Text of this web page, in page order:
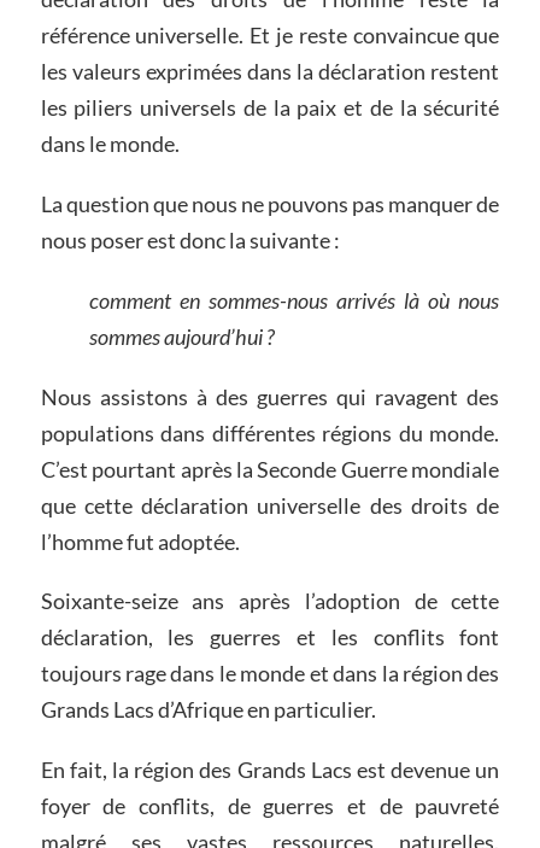
référence universelle. Et je reste convaincue que
les valeurs exprimées dans la déclaration restent
les piliers universels de la paix et de la sécurité
dans le monde.
La question que nous ne pouvons pas manquer de
nous poser est donc la suivante :
comment en sommes-nous arrivés là où nous
sommes aujourd’hui ?
Nous assistons à des guerres qui ravagent des
populations dans différentes régions du monde.
C’est pourtant après la Seconde Guerre mondiale
que cette déclaration universelle des droits de
l’homme fut adoptée.
Soixante-seize ans après l’adoption de cette
déclaration, les guerres et les conflits font
toujours rage dans le monde et dans la région des
Grands Lacs d’Afrique en particulier.
En fait, la région des Grands Lacs est devenue un
foyer de conflits, de guerres et de pauvreté
malgré ses vastes ressources naturelles,